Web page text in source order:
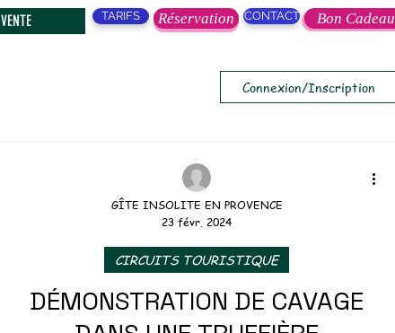
VENTE TARIFS Réservation CONTACT Bon Cadeau
Connexion/Inscription
DÉMONSTRATION DE CAVAGE
CIRCUITS TOURISTIQUE
GÎTE INSOLITE EN PROVENCE
23 févr. 2024